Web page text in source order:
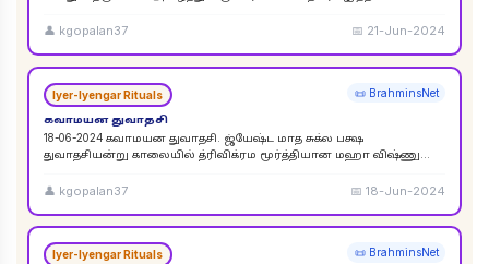
👤 kgopalan37 📅 21-Jun-2024
Iyer-Iyengar Rituals 📜 BrahminsNet
கவாமயன துவாதசி
18-06-2024 கவாமயன துவாதசி. ஜ்யேஷ்ட மாத சுக்ல பக்ஷ
துவாதசியன்று காலையில் த்ரிவிக்ரம மூர்த்தியான மஹா விஷ்ணு
👤 kgopalan37 📅18-Jun-2024
Iyer-Iyengar Rituals 📜 BrahminsNet